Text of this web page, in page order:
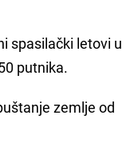
spasilački letovi u
putnika.
zemlje od